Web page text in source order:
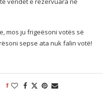
mos ju frigeësoni votës së
sepse ata nuk falin votë!
1